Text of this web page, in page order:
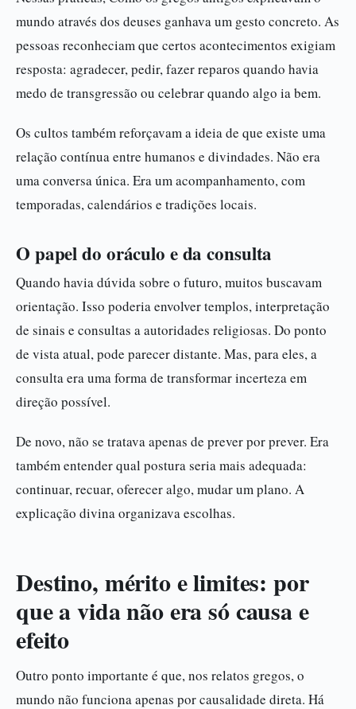
mundo através dos deuses ganhava um gesto concreto. As
pessoas reconheciam que certos acontecimentos exigiam
resposta: agradecer, pedir, fazer reparos quando havia
medo de transgressão ou celebrar quando algo ia bem.
Os cultos também reforçavam a ideia de que existe uma
relação contínua entre humanos e divindades. Não era
uma conversa única. Era um acompanhamento, com
temporadas, calendários e tradições locais.
O papel do oráculo e da consulta
Quando havia dúvida sobre o futuro, muitos buscavam
orientação. Isso poderia envolver templos, interpretação
de sinais e consultas a autoridades religiosas. Do ponto
de vista atual, pode parecer distante. Mas, para eles, a
consulta era uma forma de transformar incerteza em
direção possível.
De novo, não se tratava apenas de prever por prever. Era
também entender qual postura seria mais adequada:
continuar, recuar, oferecer algo, mudar um plano. A
explicação divina organizava escolhas.
Destino, mérito e limites: por
que a vida não era só causa e
efeito
Outro ponto importante é que, nos relatos gregos, o
mundo não funciona apenas por causalidade direta. Há